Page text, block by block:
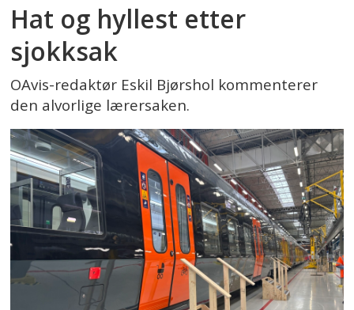
Hat og hyllest etter
sjokksak
OAvis-redaktør Eskil Bjørshol kommenterer
den alvorlige lærersaken.